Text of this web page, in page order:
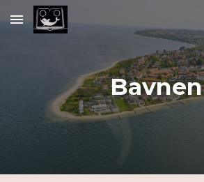
Skip to main content
Bavnen